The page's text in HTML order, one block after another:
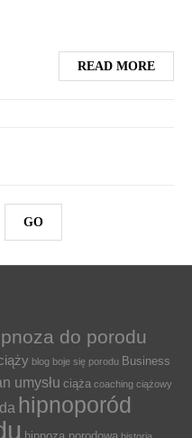
READ MORE
do porodu
blog boje się porodu Business
umysłu ciąża coaching ciążowy
hipnoporód